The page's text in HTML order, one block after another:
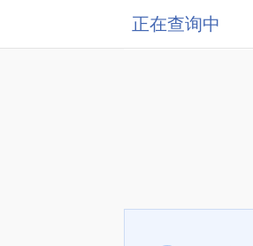
正在查询中